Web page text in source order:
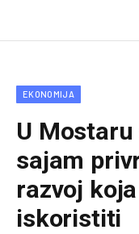
EKONOMIJA
U
sajam
razvoj
iskoristiti